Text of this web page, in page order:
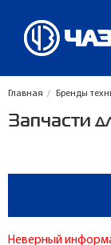
Главная / Бренды
Запчасти
Неверный